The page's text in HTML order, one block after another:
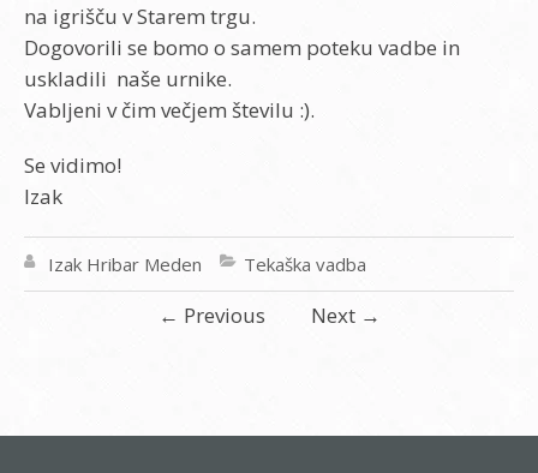
na igrišču v Starem trgu.
Dogovorili se bomo o samem poteku vadbe in
uskladili naše urnike.
Vabljeni v čim večjem številu :).
Se vidimo!
Izak
Izak Hribar Meden Tekaška vadba
← Previous Next →